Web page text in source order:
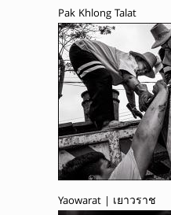
Pak Khlong Talat
Yaowarat | เยาวราช